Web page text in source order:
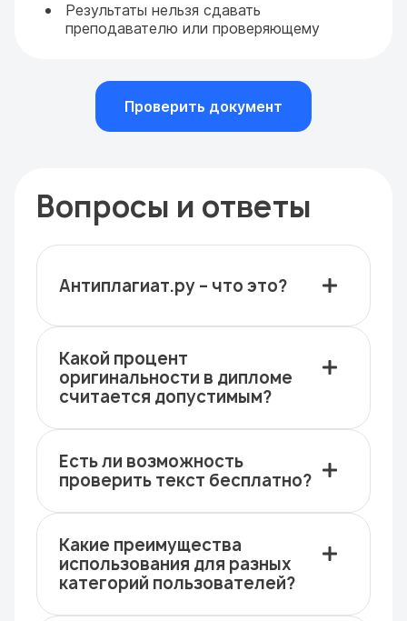
Результаты нельзя сдавать
преподавателю или проверяющему
Проверить документ
Вопросы и ответы
Антиплагиат.ру – что это?
Какой процент
оригинальности в дипломе
считается допустимым?
Есть ли возможность
проверить текст бесплатно?
Какие преимущества
использования для разных
категорий пользователей?